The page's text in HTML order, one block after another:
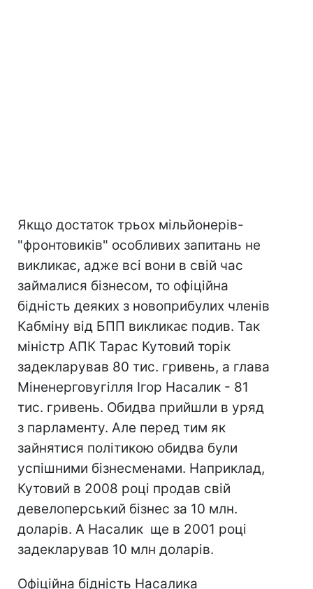
Якщо достаток трьох мільйонерів-
"фронтовиків" особливих запитань не
викликає, адже всі вони в свій час
займалися бізнесом, то офіційна
бідність деяких з новоприбулих членів
Кабміну від БПП викликає подив. Так
міністр АПК Тарас Кутовий торік
задекларував 80 тис. гривень, а глава
Міненерговугілля Ігор Насалик - 81
тис. гривень. Обидва прийшли в уряд
з парламенту. Але перед тим як
зайнятися політикою обидва були
успішними бізнесменами. Наприклад,
Кутовий в 2008 році продав свій
девелоперський бізнес за 10 млн.
доларів. А Насалик ще в 2001 році
задекларував 10 млн доларів.
Офіційна бідність Насалика